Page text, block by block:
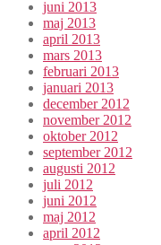
juni 2013
maj 2013
april 2013
mars 2013
februari 2013
januari 2013
december 2012
november 2012
oktober 2012
september 2012
augusti 2012
juli 2012
juni 2012
maj 2012
april 2012